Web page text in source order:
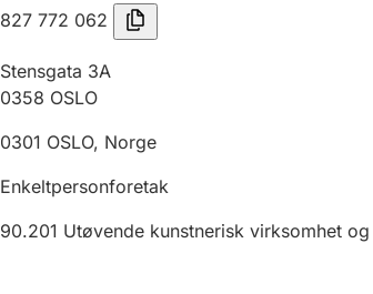
827 772 062
Stensgata 3A
0358 OSLO
0301 OSLO, Norge
Enkeltpersonforetak
90.201 Utøvende kunstnerisk virksomhet